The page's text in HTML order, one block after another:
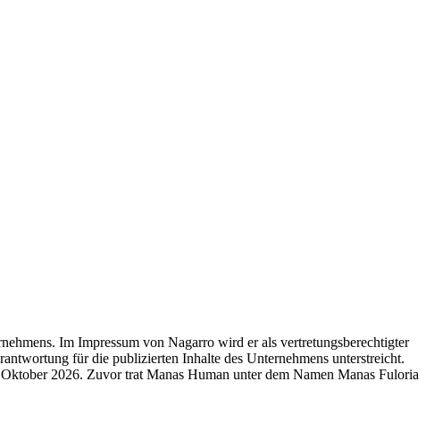
Im Impressum von Nagarro wird er als vertretungsberechtigter
für die publizierten Inhalte des Unternehmens unterstreicht.
2026. Zuvor trat Manas Human unter dem Namen Manas Fuloria